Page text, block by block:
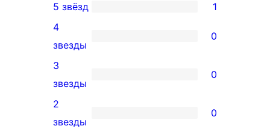
1
5-
звездный
отзыв
5 звёзд 1
0
4-
звездный
отзыв
4
звезды
0
0
3-
звездный
3
звезды
0
0
2
звезды
0